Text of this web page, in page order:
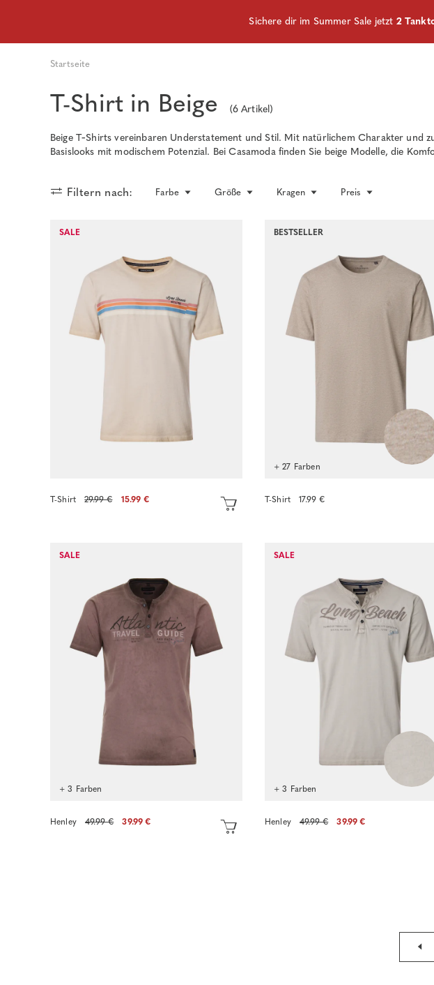
Sichere dir im Summer Sale jetzt 2
Startseite
T-Shirt in Beige (6Artikel)
Beige T‑Shirts vereinbaren Understatement und Stil. Mit natürlichem Charakter und
Basislooks mit modischem Potenzial. Bei Casamoda finden Sie beige Modelle, die
Filtern nach: Farbe Größe Kragen Preis
SALE
T-Shirt 29.99 € 15.99 €
BESTSELLER
+ 27 Farben
T-Shirt 17.99 €
SALE
+ 3 Farben
Henley 49.99 € 39.99 €
SALE
+ 3 Farben
Henley 49.99 € 39.99 €